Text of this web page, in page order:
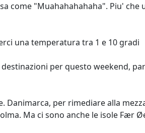
come "Muahahahahaha". Piu' che
una temperatura tra 1 e 10 gradi
per questo weekend,
Danimarca, per rimediare alla
Ma ci sono anche le isole Fær